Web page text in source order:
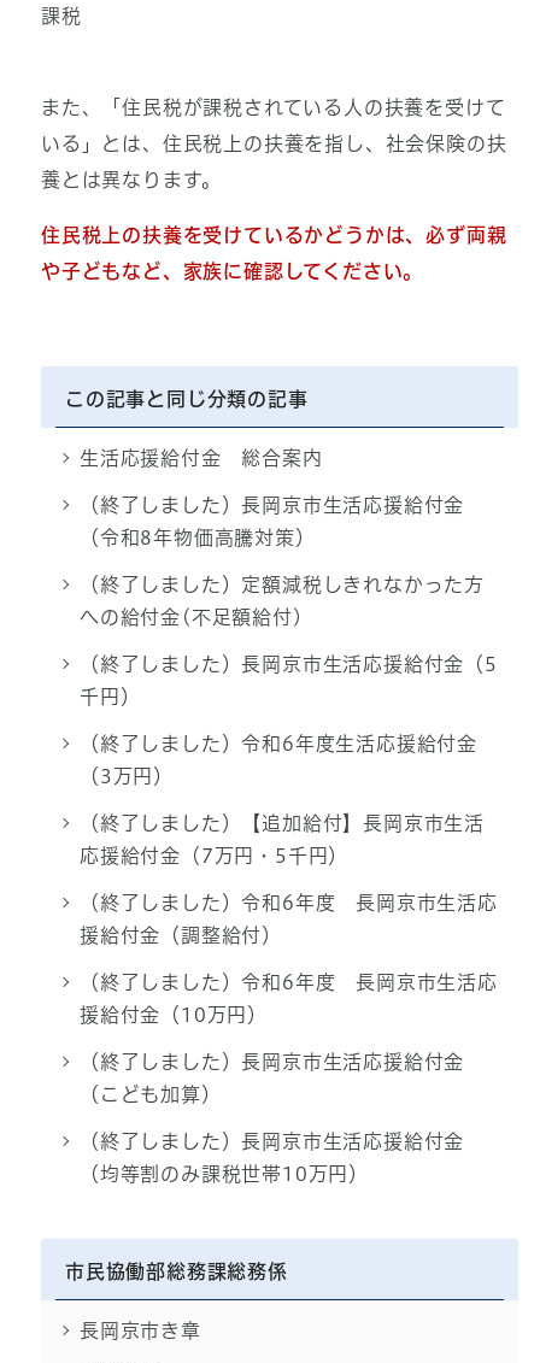
課税
また、「住民税が課税されている人の扶養を受けて
いる」とは、住民税上の扶養を指し、社会保険の扶
養とは異なります。
住民税上 の扶養を受けているかどうかは、必ず両親
や子どもなど、家族に確認してください。
この記事と同じ分類の記事
生活応援給付金 総合案内
（終了しました）長岡京市生活応援給付金
（令和8年物価高騰対策）
（終了しました）定額減税しきれなかった方
への給付金(不足額給付)
（終了しました）長岡京市生活応援給付金（5
千円）
（終了しました）令和6年度生活応援給付金
（3万円）
（終了しました）【追加給付】長岡京市生活
応援給付金（7万円・5千円）
（終了しました）令和6年度 長岡京市生活応
援給付金（調整給付）
（終了しました）令和6年度 長岡京市生活応
援給付金（10万円）
（終了しました）長岡京市生活応援給付金
（こども加算）
（終了しました）長岡京市生活応援給付金
（均等割のみ課税世帯10万円）
市民協働部総務課総務係
長岡京市き章